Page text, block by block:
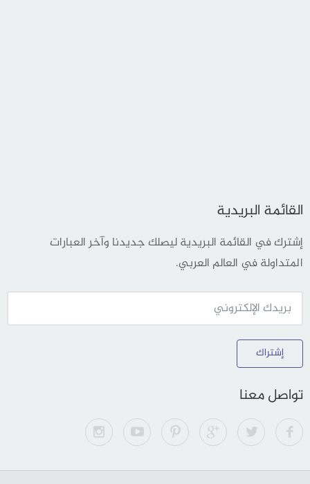
القائمة البريدية
إشترك في القائمة البريدية ليصلك جديدنا وآخر العبارات
المتداولة في العالم العربي.
إشتراك
تواصل معنا